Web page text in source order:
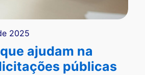
2025
ajudam na
públicas